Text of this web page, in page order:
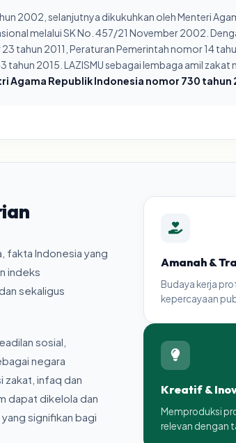
2002, selanjutnya dikukuhkan oleh Menteri
melalui SK No. 457/21 November 2002.
tahun 2011, Peraturan Pemerintah nomor 14
tahun 2015. LAZISMU sebagai lembaga amil zakat
Agama Republik Indonesia nomor 730 tahun
fakta Indonesia yang
indeks
sekaligus
sosial,
negara
zakat, infaq dan
dapat dikelola dan
signifikan bagi
Amanah &
Budaya kerja
kepercayaan
Kreatif &
Memproduksi
relevan dengan